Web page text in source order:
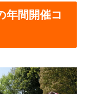
年間開催コ